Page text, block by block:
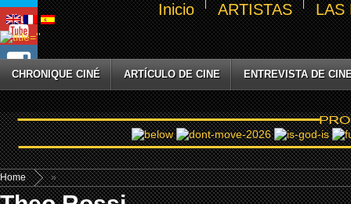
Inicio ARTISTAS LAS
CHRONIQUE CINÉ ARTÍCULO DE CINE ENTREVISTA DE
Home »